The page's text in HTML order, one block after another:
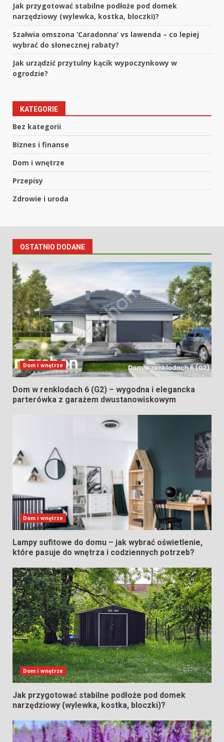
Jak przygotować stabilne podłoże pod domek
narzędziowy (wylewka, kostka, bloczki)?
Szałwia omszona ‘Caradonna’ vs lawenda – co lepiej
wybrać do słonecznej rabaty?
Jak urządzić przytulny kącik wypoczynkowy w
ogrodzie?
KATEGORIE
Bez kategorii
Biznes i finanse
Dom i wnętrze
Przepisy
Zdrowie i uroda
OSTATNIO DODANE
Dom i wnętrze
Dom w renklodach 6 (G2) – wygodna i elegancka
parterówka z garażem dwustanowiskowym
Dom i wnętrze
Lampy sufitowe do domu – jak wybrać oświetlenie,
które pasuje do wnętrza i codziennych potrzeb?
Dom i wnętrze
Jak przygotować stabilne podłoże pod domek
narzędziowy (wylewka, kostka, bloczki)?